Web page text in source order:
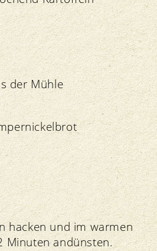
der Mühle
hacken und im warmen
Minuten andünsten.